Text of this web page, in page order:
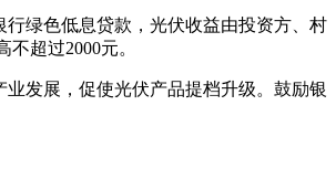
绿色低息贷款，光伏收益由投资方、村
超过2000元。
发展，促使光伏产品提档升级。鼓励银